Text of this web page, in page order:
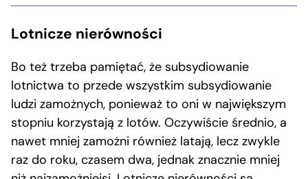
Lotnicze nierówności
Bo też trzeba pamiętać, że subsydiowanie
lotnictwa to przede wszystkim subsydiowanie
ludzi zamożnych, ponieważ to oni w największym
stopniu korzystają z lotów. Oczywiście średnio, a
nawet mniej zamożni również latają, lecz zwykle
raz do roku, czasem dwa, jednak znacznie mniej